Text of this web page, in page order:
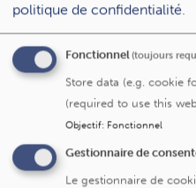
Submit
politique de confidentialité.
Fonctionnel(toujours
Store data (e.g. cookie
(required to use this
Objectif: Fonctionnel
Gestionnaire de
Le gestionnaire de